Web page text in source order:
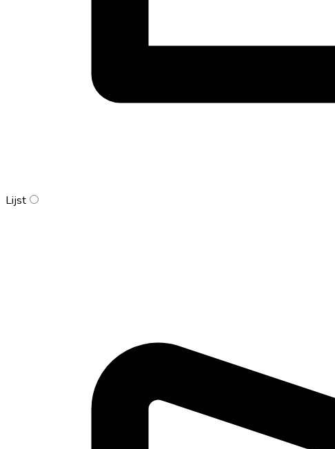
Lijst